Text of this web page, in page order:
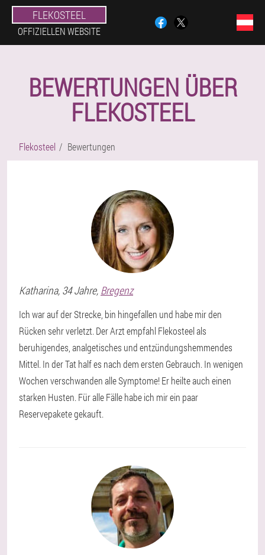
FLEKOSTEEL
OFFIZIELLEN WEBSITE
BEWERTUNGEN ÜBER
FLEKOSTEEL
Flekosteel Bewertungen
Katharina, 34 Jahre, Bregenz
Ich war auf der Strecke, bin hingefallen und habe mir den
Rücken sehr verletzt. Der Arzt empfahl Flekosteel als
beruhigendes, analgetisches und entzündungshemmendes
Mittel. In der Tat half es nach dem ersten Gebrauch. In wenigen
Wochen verschwanden alle Symptome! Er heilte auch einen
starken Husten. Für alle Fälle habe ich mir ein paar
Reservepakete gekauft.